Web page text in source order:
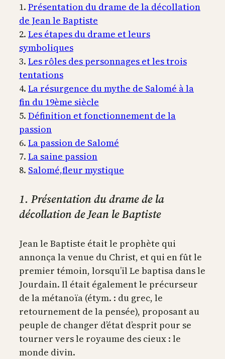
1. Présentation du drame de la décollation
de Jean le Baptiste
2. Les étapes du drame et leurs
symboliques
3. Les rôles des personnages et les trois
tentations
4. La résurgence du mythe de Salomé à la
fin du 19ème siècle
5. Définition et fonctionnement de la
passion
6. La passion de Salomé
7. La saine passion
8. Salomé,fleur mystique
1. Présentation du drame de la
décollation de Jean le Baptiste
Jean le Baptiste était le prophète qui
annonça la venue du Christ, et qui en fût le
premier témoin, lorsqu’il Le baptisa dans le
Jourdain. Il était également le précurseur
de la métanoïa (étym. : du grec, le
retournement de la pensée), proposant au
peuple de changer d’état d’esprit pour se
tourner vers le royaume des cieux : le
monde divin.